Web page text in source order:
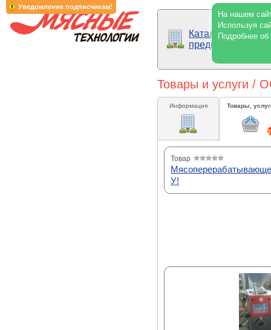
Уведомление подписчикам!
На нашем
Используя
Подробнее
Каталог
предприятий
Товары и услуги
Информация Товары,
Товар
У!